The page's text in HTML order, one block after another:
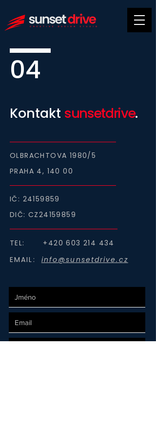
04
Kontakt sunsetdrive.
OLBRACHTOVA 1980/5
PRAHA 4, 140 00
IČ: 24159859
DIČ: CZ24159859
TEL: +420 603 214 434
EMAIL:
info@sunsetdrive.cz